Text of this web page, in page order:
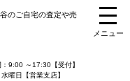
のご自宅の査定や売
9:00 ～17:30【受付】
曜日【営業支店】
メニュー